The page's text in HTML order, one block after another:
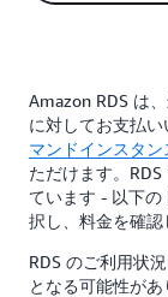
Amazon RDS は
に対してお支払い
マンドインスタン
ただけます。
ています - 以下の
択し、料金を確認
RDS のご利用状
となる可能性が